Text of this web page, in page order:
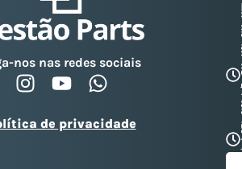
nos nas redes sociais
de privacidade